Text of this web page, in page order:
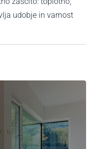
udobje in varnost